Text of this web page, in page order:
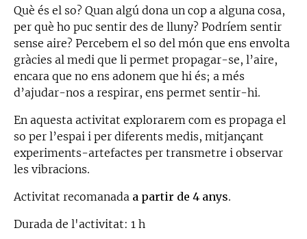
Què és el so? Quan algú dona un cop a alguna cosa,
per què ho puc sentir des de lluny? Podríem sentir
sense aire? Percebem el so del món que ens envolta
gràcies al medi que li permet propagar-se, l’aire,
encara que no ens adonem que hi és; a més
d’ajudar-nos a respirar, ens permet sentir-hi.
En aquesta activitat explorarem com es propaga el
so per l’espai i per diferents medis, mitjançant
experiments-artefactes per transmetre i observar
les vibracions.
Activitat recomanada a partir de 4 anys.
Durada de l'activitat: 1 h